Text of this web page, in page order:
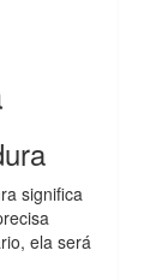
significa
ela será